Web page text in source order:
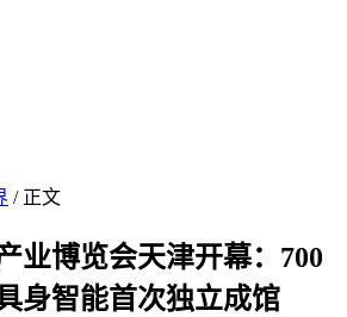
/ 正文
业博览会天津开幕：700
身智能首次独立成馆